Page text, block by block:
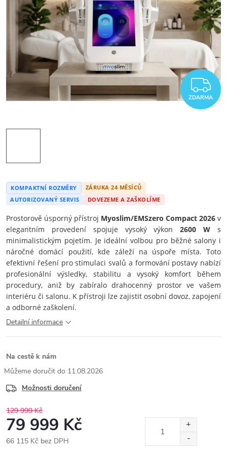
ZDARMA
KOMPAKTNÍ ROZMĚRY
ZÁRUKA 24 MĚSÍCŮ
AUTORIZOVANÝ SERVIS
DOVEZEME A ZAŠKOLÍME
Prostorově úsporný přístroj Myoslim/EMSzero Compact 2026 v
elegantním provedení spojuje vysoký výkon2600 W s
minimalistickým pojetím. Je ideální volbou pro běžné salony i
náročné domácí použití, kde záleží na úspoře místa. Toto
efektivní řešení pro stimulaci svalů a formování postavy nabízí
profesionální výsledky, stabilitu a vysoký komfort během
procedury, aniž by zabíralo drahocenný prostor ve vašem
interiéru či salonu. K přístroji lze zajistit osobní dovoz, zapojení
a odborné zaškolení.
Detailní informace
Na cestě k nám
11.08.2026
Možnosti doručení
129 999 Kč
79 999 Kč
66 115 Kč bez DPH